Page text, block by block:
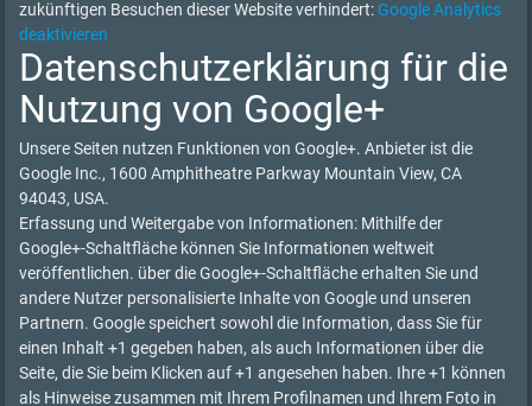
zukünftigen Besuchen dieser Website verhindert: Google Analytics
deaktivieren
Datenschutzerklärung für die
Nutzung von Google+
Unsere Seiten nutzen Funktionen von Google+. Anbieter ist die
Google Inc., 1600 Amphitheatre Parkway Mountain View, CA
94043, USA.
Erfassung und Weitergabe von Informationen: Mithilfe der
Google+-Schaltfläche können Sie Informationen weltweit
veröffentlichen. über die Google+-Schaltfläche erhalten Sie und
andere Nutzer personalisierte Inhalte von Google und unseren
Partnern. Google speichert sowohl die Information, dass Sie für
einen Inhalt +1 gegeben haben, als auch Informationen über die
Seite, die Sie beim Klicken auf +1 angesehen haben. Ihre +1 können
als Hinweise zusammen mit Ihrem Profilnamen und Ihrem Foto in